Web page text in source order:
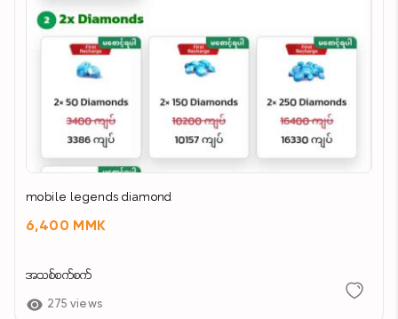
mobile legends diamond
6,400 MMK
အသစ်စက်စက်
275 views